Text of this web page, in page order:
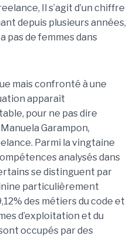
Il s’agit d’un chiffre
depuis plusieurs années,
pas de femmes dans
mais confronté à une
apparaît
pour ne pas dire
Garampon,
Parmi la vingtaine
analysés dans
se distinguent par
particulièrement
des métiers du code et
d’exploitation et du
occupés par des